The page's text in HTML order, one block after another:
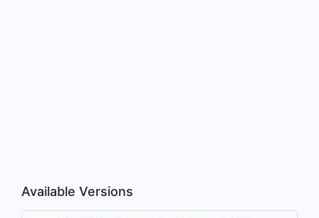
Available Versions